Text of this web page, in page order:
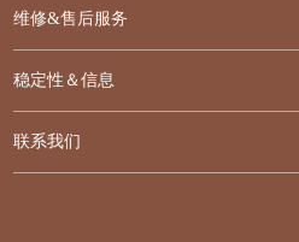
维修&售后服务
稳定性＆信息
联系我们